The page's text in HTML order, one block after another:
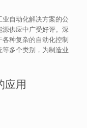
自动化解决方案的公
供应中广受好评。深
种复杂的自动化控制
多个类别，为制造业
应用